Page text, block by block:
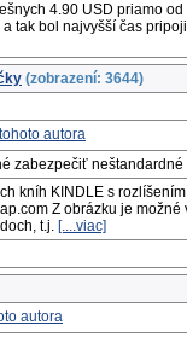
4.90 USD priamo
tak bol najvyšší čas
(zobrazení: 3644)
zabezpečiť neštandardné
kníh KINDLE s
Z obrázku je
t.j. [....viac]